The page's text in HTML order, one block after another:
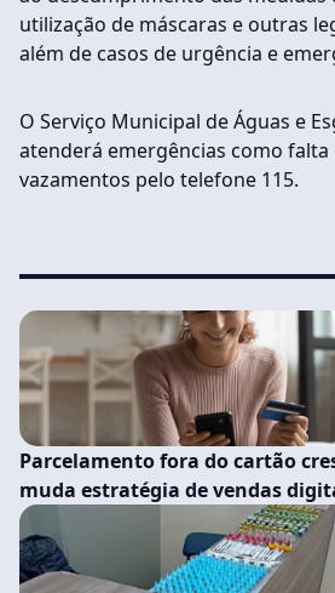
utilização de máscaras e outras
além de casos de urgência e
O Serviço Municipal de Águas e
atenderá emergências como falta
vazamentos pelo telefone 115.
Parcelamento fora do cartão
muda estratégia de vendas